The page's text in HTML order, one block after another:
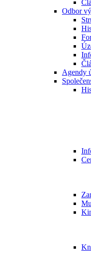
Odbor
Agendy